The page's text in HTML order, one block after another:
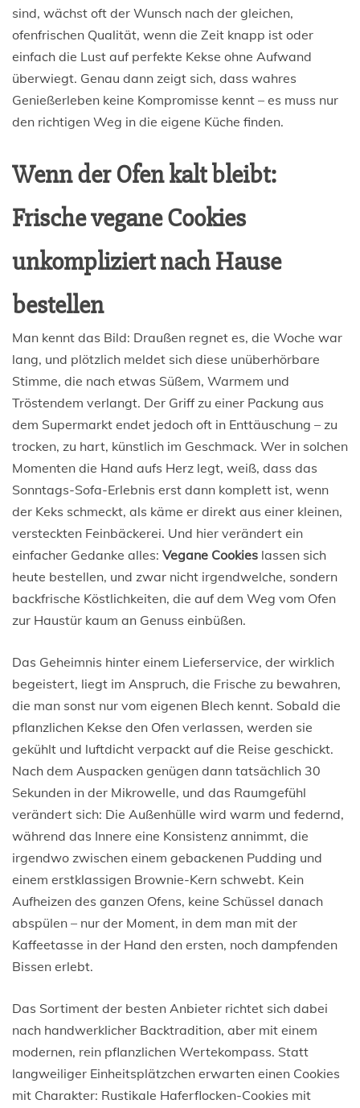
sind, wächst oft der Wunsch nach der gleichen,
ofenfrischen Qualität, wenn die Zeit knapp ist oder
einfach die Lust auf perfekte Kekse ohne Aufwand
überwiegt. Genau dann zeigt sich, dass wahres
Genießerleben keine Kompromisse kennt – es muss nur
den richtigen Weg in die eigene Küche finden.
Wenn der Ofen kalt bleibt:
Frische vegane Cookies
unkompliziert nach Hause
bestellen
Man kennt das Bild: Draußen regnet es, die Woche war
lang, und plötzlich meldet sich diese unüberhörbare
Stimme, die nach etwas Süßem, Warmem und
Tröstendem verlangt. Der Griff zu einer Packung aus
dem Supermarkt endet jedoch oft in Enttäuschung – zu
trocken, zu hart, künstlich im Geschmack. Wer in solchen
Momenten die Hand aufs Herz legt, weiß, dass das
Sonntags-Sofa-Erlebnis erst dann komplett ist, wenn
der Keks schmeckt, als käme er direkt aus einer kleinen,
versteckten Feinbäckerei. Und hier verändert ein
einfacher Gedanke alles: Vegane Cookies lassen sich
heute bestellen, und zwar nicht irgendwelche, sondern
backfrische Köstlichkeiten, die auf dem Weg vom Ofen
zur Haustür kaum an Genuss einbüßen.
Das Geheimnis hinter einem Lieferservice, der wirklich
begeistert, liegt im Anspruch, die Frische zu bewahren,
die man sonst nur vom eigenen Blech kennt. Sobald die
pflanzlichen Kekse den Ofen verlassen, werden sie
gekühlt und luftdicht verpackt auf die Reise geschickt.
Nach dem Auspacken genügen dann tatsächlich 30
Sekunden in der Mikrowelle, und das Raumgefühl
verändert sich: Die Außenhülle wird warm und federnd,
während das Innere eine Konsistenz annimmt, die
irgendwo zwischen einem gebackenen Pudding und
einem erstklassigen Brownie-Kern schwebt. Kein
Aufheizen des ganzen Ofens, keine Schüssel danach
abspülen – nur der Moment, in dem man mit der
Kaffeetasse in der Hand den ersten, noch dampfenden
Bissen erlebt.
Das Sortiment der besten Anbieter richtet sich dabei
nach handwerklicher Backtradition, aber mit einem
modernen, rein pflanzlichen Wertekompass. Statt
langweiliger Einheitsplätzchen erwarten einen Cookies
mit Charakter: Rustikale Haferflocken-Cookies mit